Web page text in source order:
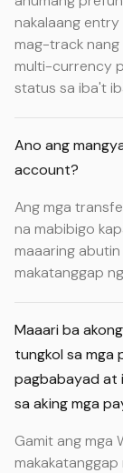
nakalaang
mag-track nang
multi-currency
status sa iba't
Ano ang
account?
Ang mga
na mabibigo
maaaring
makatanggap
Maaari ba
tungkol sa mga
pagbabayad at
sa aking mga
Gamit ang mga